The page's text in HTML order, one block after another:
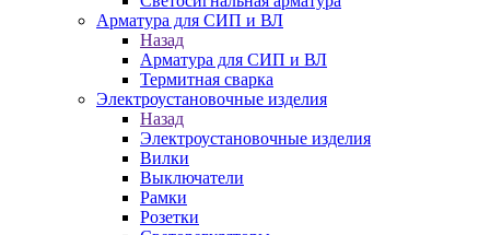
Арматура для СИП и ВЛ
Назад
Арматура для СИП и ВЛ
Термитная сварка
Электроустановочные изделия
Назад
Электроустановочные изделия
Вилки
Выключатели
Рамки
Розетки